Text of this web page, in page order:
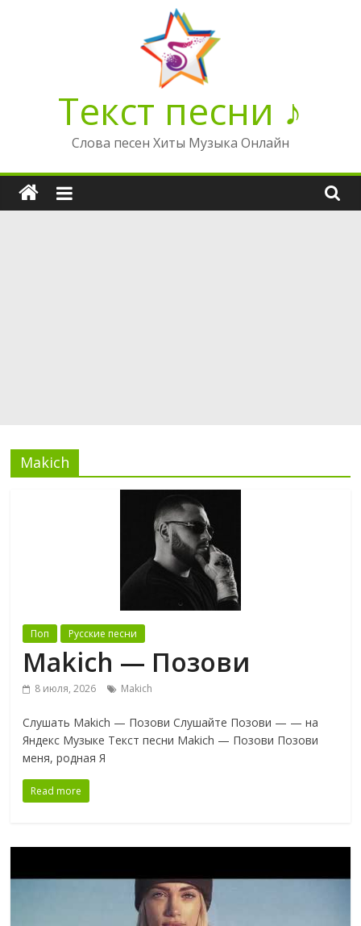
Текст песни ♪
Слова песен Хиты Музыка Онлайн
Makich
Поп Русские песни
Makich — Позови
8 июля, 2026 Makich
Слушать Makich — Позови Слушайте Позови — — на
Яндекс Музыке Текст песни Makich — Позови Позови
меня, родная Я
Read more